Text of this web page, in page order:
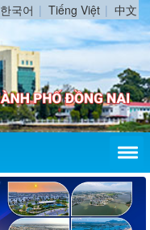
한국어 Tiếng Việt 中文